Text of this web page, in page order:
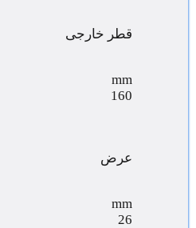
قطر خارجی
mm
160
عرض
mm
26